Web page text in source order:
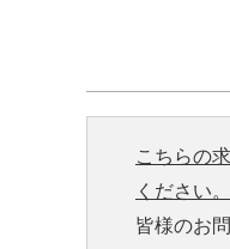
こちらの
ください。
皆様のお